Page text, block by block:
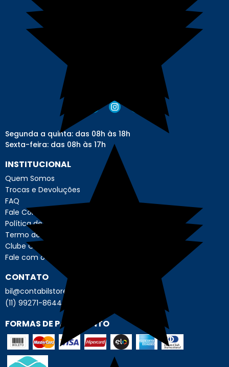
Segunda a quinta: das 08h às 18h
Sexta-feira: das 08h às 17h
INSTITUCIONAL
Quem Somos
Trocas e Devoluções
FAQ
Fale Conosco
Política de Privacidade
Termo de Uso - Usuário
Clube Contábil Store
Fale com o Encarregado de Dados
CONTATO
bil@contabilstore.org.br
(11) 99271-8644
FORMAS DE PAGAMENTO